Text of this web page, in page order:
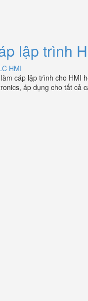
lập trình
HMI
cáp lập trình cho HMI
áp dụng cho tất cả